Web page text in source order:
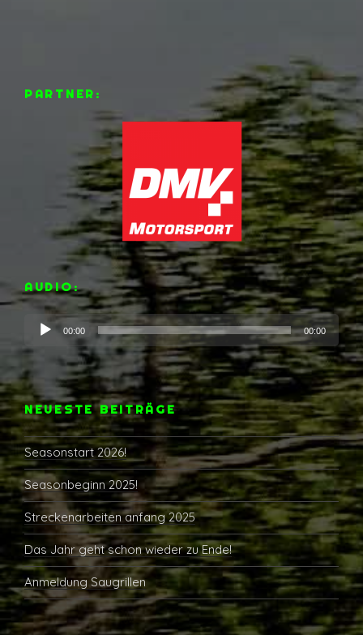
PARTNER:
AUDIO:
Audio-
00:00 00:00
NEUESTE BEITRÄGE
Seasonstart 2026!
Seasonbeginn 2025!
Streckenarbeiten anfang 2025
Das Jahr geht schon wieder zu Ende!
Anmeldung Saugrillen